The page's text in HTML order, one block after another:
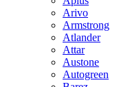
Arivo
Armstrong
Atlander
Attar
Austone
Autogreen